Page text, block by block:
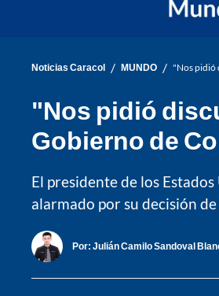
Noticias Caracol / MUNDO / "Nos pidió
"Nos pidió
Gobierno de
El presidente de los
alarmado por su decisión
Por: Julián Camilo Sandoval